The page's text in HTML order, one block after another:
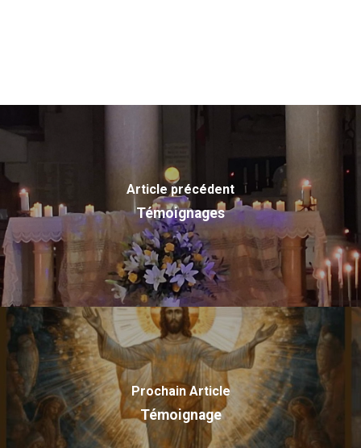
Article précédent
Témoignages
Prochain Article
Témoignage
Vocation
Missions
Reconnaissance
Prière
Témoignages
Photos